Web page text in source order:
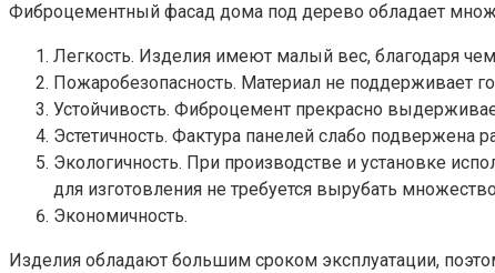
Фиброцементный фасад дома под дерево обладает
Легкость. Изделия имеют малый вес, благодаря
Пожаробезопасность. Материал не поддерживает
Устойчивость. Фиброцемент прекрасно
Эстетичность. Фактура панелей слабо подвержена
Экологичность. При производстве и установке
для изготовления не требуется вырубать
Экономичность.
Изделия обладают большим сроком эксплуатации,